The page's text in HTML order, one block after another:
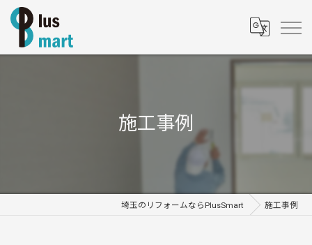
施工事例
埼玉のリフォームならPlusSmart 施工事例